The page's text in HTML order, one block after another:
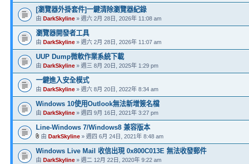
[瀏覽器外掛套件]一鍵清除瀏覽器紀錄
由 DarkSkyline » 週六 2月 28日, 2026年 11:08 am
瀏覽器開發者工具
由 DarkSkyline » 週六 2月 28日, 2026年 11:07 am
UUP Dump微軟作業系統下載
由 DarkSkyline » 週三 8月 20日, 2025年 1:29 pm
一鍵進入安全模式
由 DarkSkyline » 週六 8月 20日, 2022年 8:34 am
Windows 10使用Outlook無法新增簽名檔
由 DarkSkyline » 週四 9月 16日, 2021年 3:27 pm
Line-Windows 7/Windows8 兼容版本
由 DarkSkyline » 週四 6月 24日, 2021年 8:48 am
Windows Live Mail 收信出現 0x800C013E 無法收發郵件
由 DarkSkyline » 週二 12月 22日, 2020年 9:22 am